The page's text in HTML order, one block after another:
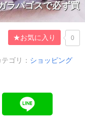
ラパゴスで必ず買
★お気に入り 0
テゴリ： ショッピング